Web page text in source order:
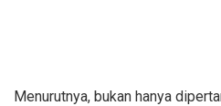
Menurutnya, bukan hanya